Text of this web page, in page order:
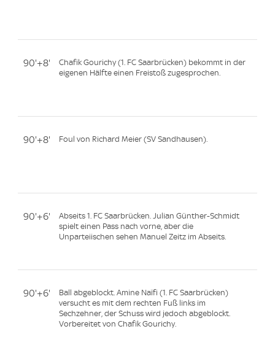
90'+8'
Chafik Gourichy (1. FC Saarbrücken) bekommt in der
eigenen Hälfte einen Freistoß zugesprochen.
90'+8' Foul von Richard Meier (SV Sandhausen).
90'+6'
Abseits 1. FC Saarbrücken. Julian Günther-Schmidt
spielt einen Pass nach vorne, aber die
Unparteiischen sehen Manuel Zeitz im Abseits.
90'+6'
Ball abgeblockt. Amine Naïfi (1. FC Saarbrücken)
versucht es mit dem rechten Fuß links im
Sechzehner, der Schuss wird jedoch abgeblockt.
Vorbereitet von Chafik Gourichy.